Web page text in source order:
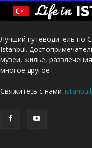
Лучший путеводитель по
Istanbul.
музеи, жилье,
многое другое
Свяжитесь с нами: